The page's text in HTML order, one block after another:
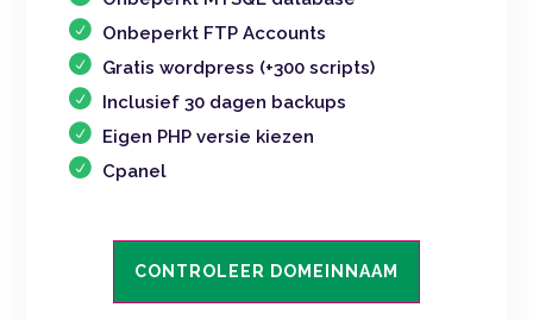
Onbeperkt FTP Accounts
Gratis wordpress (+300 scripts)
Inclusief 30 dagen backups
Eigen PHP versie kiezen
Cpanel
CONTROLEER DOMEINNAAM